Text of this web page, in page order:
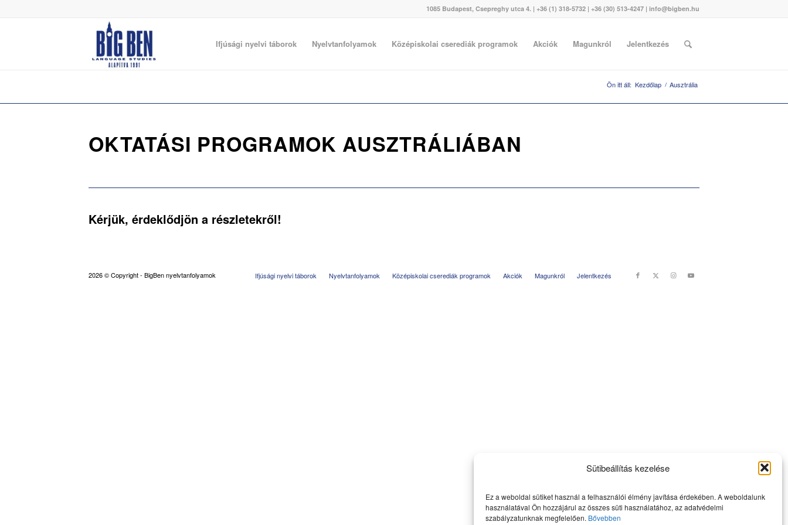
Sütibeállítás kezelése
Ez a weboldal sütiket használ a felhasználói élmény javítása érdekében. A weboldalunk
használatával Ön hozzájárul az összes süti használatához, az adatvédelmi
szabályzatunknak megfelelően. Bővebben
1085 Budapest, Csepreghy utca 4. | +36 (1) 318-5732 | +36 (30) 513-4247 | info@bigben.hu
Ifjúsági nyelvi táborok Nyelvtanfolyamok Középiskolai cserediák programok Akciók Magunkról Jelentkezés
Ön itt áll: Kezdőlap / Ausztrália
OKTATÁSI PROGRAMOK AUSZTRÁLIÁBAN
Kérjük, érdeklődjön a részletekről!
2026 © Copyright - BigBen nyelvtanfolyamok Ifjúsági nyelvi táborok Nyelvtanfolyamok Középiskolai cserediák programok Akciók Magunkról Jelentkezés